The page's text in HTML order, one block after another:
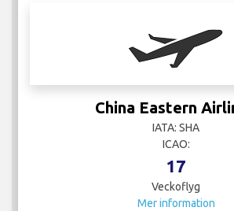
China Eastern
IATA: SHA
ICAO:
17
Veckoflyg
Mer information